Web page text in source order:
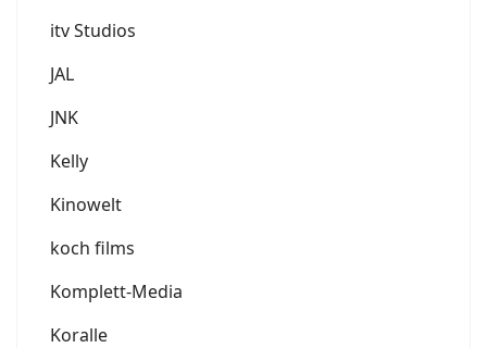
itv Studios
JAL
JNK
Kelly
Kinowelt
koch films
Komplett-Media
Koralle